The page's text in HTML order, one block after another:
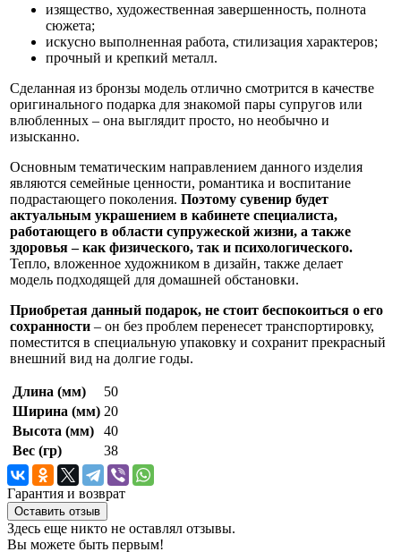
изящество, художественная завершенность, полнота
сюжета;
искусно выполненная работа, стилизация характеров;
прочный и крепкий металл.
Сделанная из бронзы модель отлично смотрится в качестве
оригинального подарка для знакомой пары супругов или
влюбленных – она выглядит просто, но необычно и
изысканно.
Основным тематическим направлением данного изделия
являются семейные ценности, романтика и воспитание
подрастающего поколения. Поэтому сувенир будет
актуальным украшением в кабинете специалиста,
работающего в области супружеской жизни, а также
здоровья – как физического, так и психологического.
Тепло, вложенное художником в дизайн, также делает
модель подходящей для домашней обстановки.
Приобретая данный подарок, не стоит беспокоиться о его
сохранности – он без проблем перенесет транспортировку,
поместится в специальную упаковку и сохранит прекрасный
внешний вид на долгие годы.
Длина (мм)
50
Ширина (мм) 20
Высота (мм)
40
Вес (гр)
38
Гарантия и возврат
Оставить отзыв
Здесь еще никто не оставлял отзывы.
Вы можете быть первым!